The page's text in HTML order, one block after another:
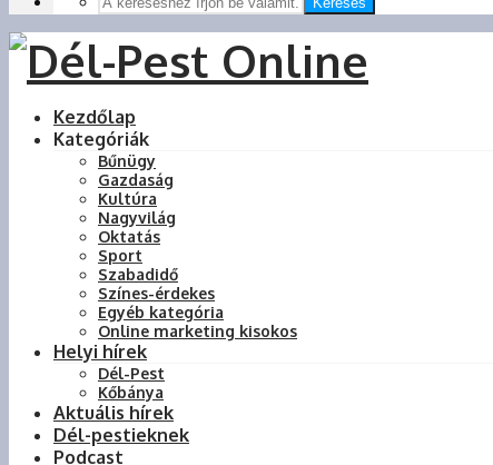
Kezdőlap
Kategóriák
Bűnügy
Gazdaság
Kultúra
Nagyvilág
Oktatás
Sport
Szabadidő
Színes-érdekes
Egyéb kategória
Online marketing kisokos
Helyi hírek
Dél-Pest
Kőbánya
Aktuális hírek
Dél-pestieknek
Podcast